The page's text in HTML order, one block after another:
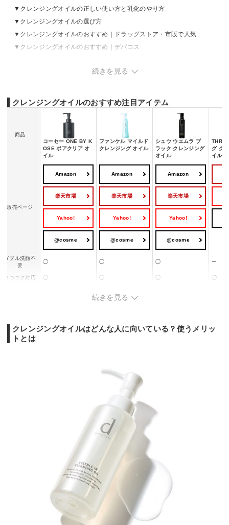
クレンジングオイルの正しい使い方と乳化のやり方
クレンジングオイルの選び方
クレンジングオイルのおすすめ｜ドラッグストア・市販で人気
クレンジングオイルのおすすめ｜デパコス
クレンジングオイルの売れ筋ランキングをチェック
との違いは？
続きを見る
クレンジングオイルのおすすめ注目アイテム
商品
コーセー ONE BY K
OSE ポアクリア オ
イル
ファンケル マイルド
クレンジング オイル
シュウ ウエムラ ブ
ラック クレンジング
オイル
グ ク
イル Ｎ
販売ページ
Amazon
楽天市場
Yahoo!
@cosme
Amazon
楽天市場
Yahoo!
@cosme
Amazon
楽天市場
Yahoo!
@cosme
ダブル洗顔不
要
◯ ◯ ◯ ー
まつエク対応 ◯ ◯ ◯ ◯
続きを見る
クレンジングオイルはどんな人に向いている？使うメリッ
トとは